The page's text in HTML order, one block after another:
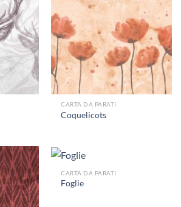
CARTA DA PARATI
Coquelicots
CARTA DA PARATI
Foglie